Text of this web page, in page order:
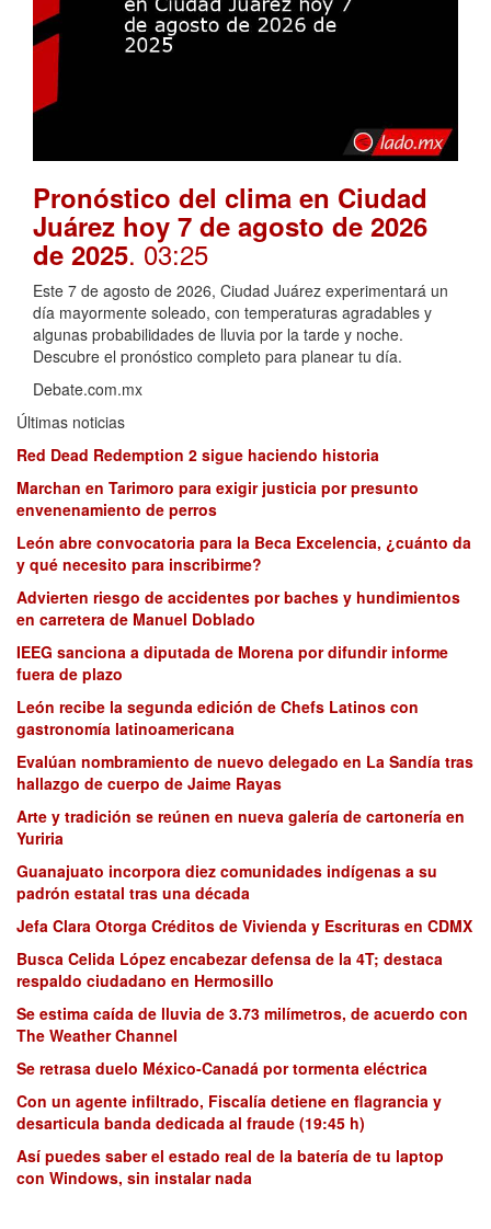
Pronóstico del clima en Ciudad
Juárez hoy 7 de agosto de 2026
de 2025. 03:25
Este 7 de agosto de 2026, Ciudad Juárez experimentará un
día mayormente soleado, con temperaturas agradables y
algunas probabilidades de lluvia por la tarde y noche.
Descubre el pronóstico completo para planear tu día.
Debate.com.mx
Últimas noticias
Red Dead Redemption 2 sigue haciendo historia
Marchan en Tarimoro para exigir justicia por presunto
envenenamiento de perros
León abre convocatoria para la Beca Excelencia, ¿cuánto da
y qué necesito para inscribirme?
Advierten riesgo de accidentes por baches y hundimientos
en carretera de Manuel Doblado
IEEG sanciona a diputada de Morena por difundir informe
fuera de plazo
León recibe la segunda edición de Chefs Latinos con
gastronomía latinoamericana
Evalúan nombramiento de nuevo delegado en La Sandía tras
hallazgo de cuerpo de Jaime Rayas
Arte y tradición se reúnen en nueva galería de cartonería en
Yuriria
Guanajuato incorpora diez comunidades indígenas a su
padrón estatal tras una década
Jefa Clara Otorga Créditos de Vivienda y Escrituras en CDMX
Busca Celida López encabezar defensa de la 4T; destaca
respaldo ciudadano en Hermosillo
Se estima caída de lluvia de 3.73 milímetros, de acuerdo con
The Weather Channel
Se retrasa duelo México-Canadá por tormenta eléctrica
Con un agente infiltrado, Fiscalía detiene en flagrancia y
desarticula banda dedicada al fraude (19:45 h)
Así puedes saber el estado real de la batería de tu laptop
con Windows, sin instalar nada